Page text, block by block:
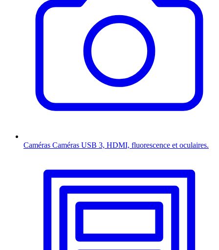
Caméras Caméras USB 3, HDMI, fluorescence et oculaires.